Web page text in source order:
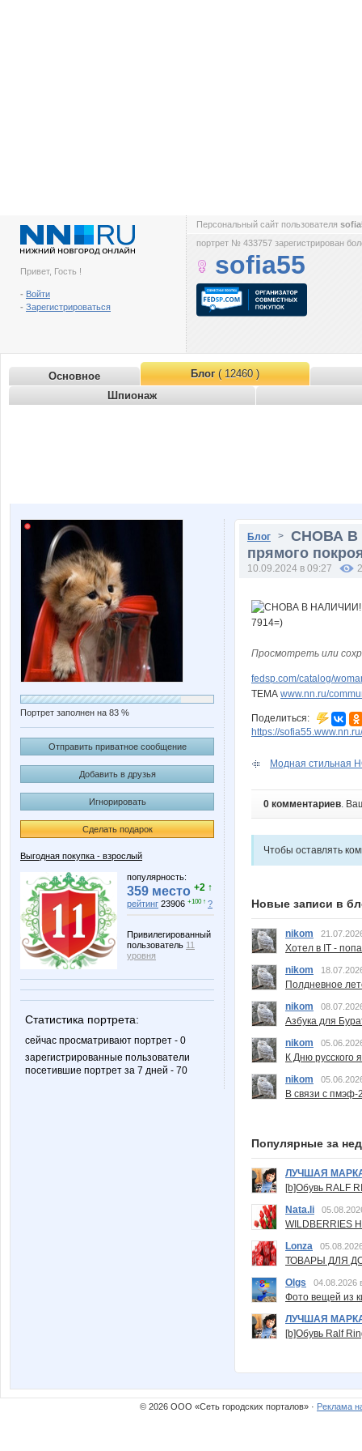
Привет, Гость !
- Войти
- Зарегистрироваться
Персональный сайт пользователя
портрет № 433757 зарегистрирован
sofia55
Основное Блог( 12460 )
Шпионаж
Портрет заполнен на 83 %
Отправить приватное сообщение
Добавить в друзья
Игнорировать
Сделать подарок
Выгодная покупка - взрослый
популярность:
359 место +2 ↑
рейтинг 23906 +100 ↑ ?
Привилегированный
пользователь 11
уровня
Статистика портрета:
сейчас просматривают портрет - 0
зарегистрированные пользователи
посетившие портрет за 7 дней - 70
Блог > СНОВА В
прямого
10.09.2024 в 09:27
Просмотреть или
fedsp.com/catalog/
ТЕМА www.nn.ru/
Поделиться:
https://
Модная стильная
0 комментариев.
Чтобы оставлять
Новые записи в
nikom
Хотел в IT -
nikom
Полдневное
nikom
Азбука для
nikom
К Дню русского
nikom
В связи с пмэф-
Популярные за
ЛУЧШАЯ
[b]Обувь RALF
Nata.li
Lonza
ТОВАРЫ ДЛЯ
Olgs
04.08.2026
Фото вещей из
ЛУЧШАЯ
[b]Обувь Ralf
© 2026 ООО «Сеть городских порталов» · Реклама